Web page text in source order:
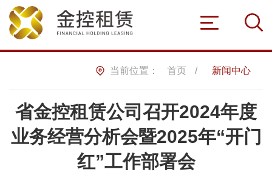
首页
当前位置： 首页 / 新闻中心
省金控租赁公司召开2024年度
业务经营分析会暨2025年“开门
红”工作部署会